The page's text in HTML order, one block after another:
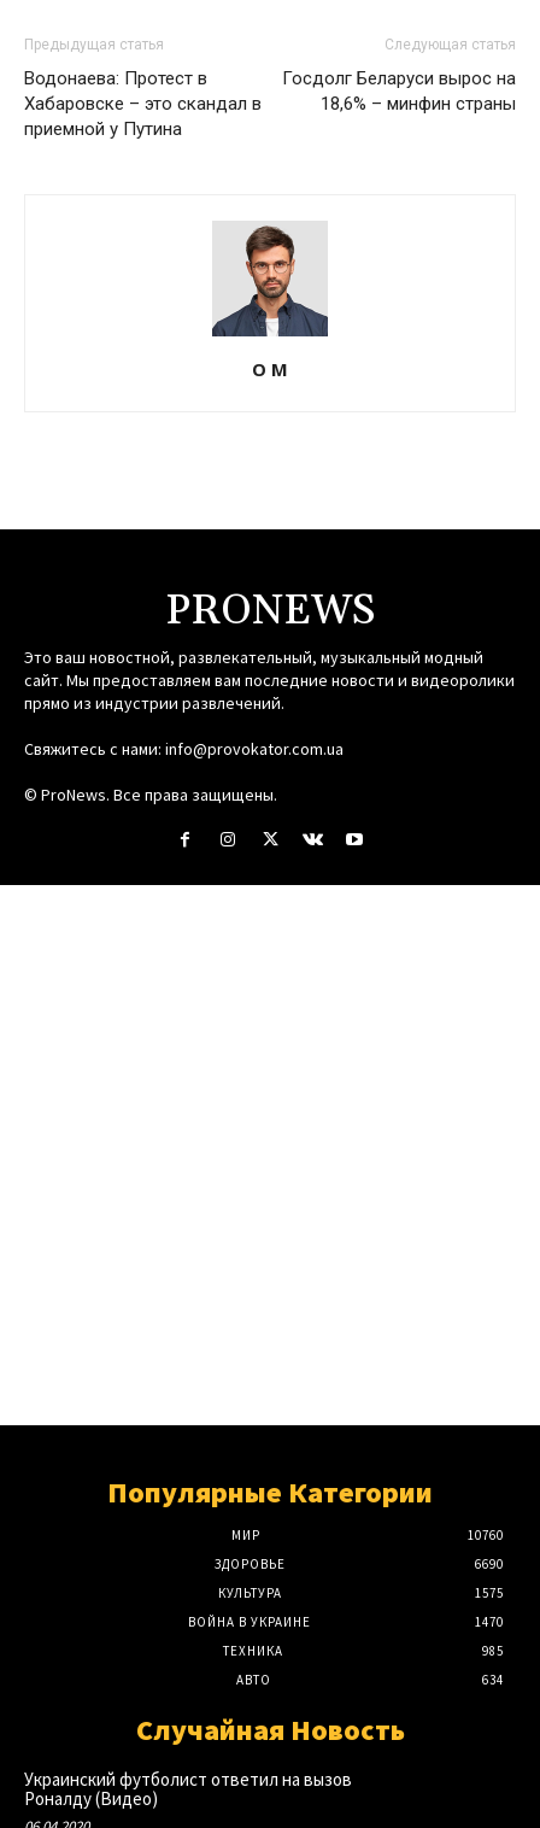
Предыдущая статья
Водонаева: Протест в
Хабаровске – это скандал в
приемной у Путина
Следующая статья
Госдолг Беларуси вырос на
18,6% – минфин страны
О М
PRONEWS
Это ваш новостной, развлекательный, музыкальный модный
сайт. Мы предоставляем вам последние новости и видеоролики
прямо из индустрии развлечений.
Свяжитесь с нами: info@provokator.com.ua
© ProNews. Все права защищены.
Популярные Категории
МИР
10760
ЗДОРОВЬЕ
6690
КУЛЬТУРА
1575
ВОЙНА В УКРАИНЕ
1470
ТЕХНИКА
985
АВТО
634
Случайная Новость
Украинский футболист ответил на вызов
Роналду (Видео)